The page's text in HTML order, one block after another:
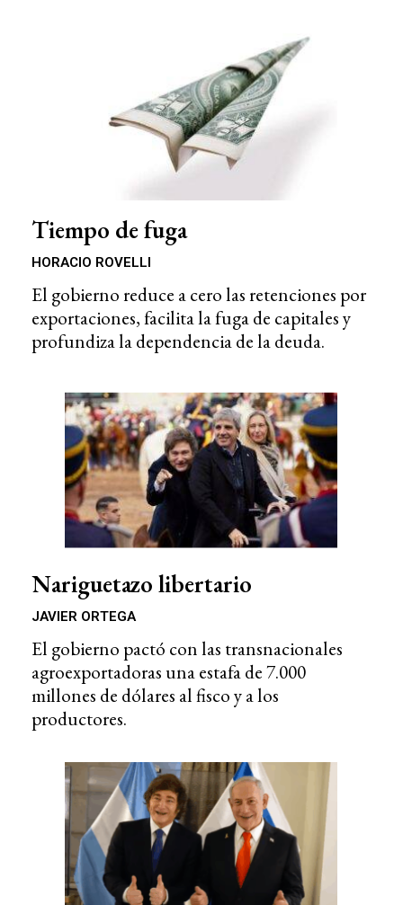
Tiempo de fuga
HORACIO ROVELLI
El gobierno reduce a cero las retenciones por
exportaciones, facilita la fuga de capitales y
profundiza la dependencia de la deuda.
Nariguetazo libertario
JAVIER ORTEGA
El gobierno pactó con las transnacionales
agroexportadoras una estafa de 7.000
millones de dólares al fisco y a los
productores.